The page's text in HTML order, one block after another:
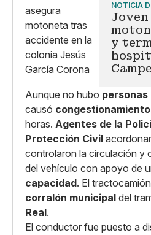
NOTICIA
y
Aunque no hubo personas
causó
horas. Agentes de la
Protección Civil
controlaron la circulación y
del vehículo con apoyo de
capacidad. El
corralón municipal del
Real.
El conductor fue puesto a